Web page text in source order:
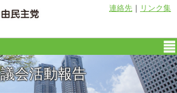
連絡先 ｜ リンク集
議会活動報告